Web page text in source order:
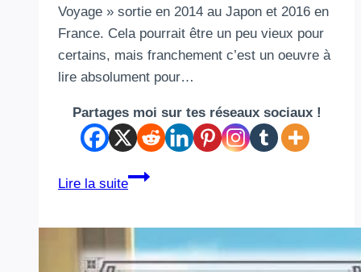
Voyage » sortie en 2014 au Japon et 2016 en
France. Cela pourrait être un peu vieux pour
certains, mais franchement c’est un oeuvre à
lire absolument pour…
Partages moi sur tes réseaux sociaux !
Lire la suite
Capitaine
Dimension
Voyage